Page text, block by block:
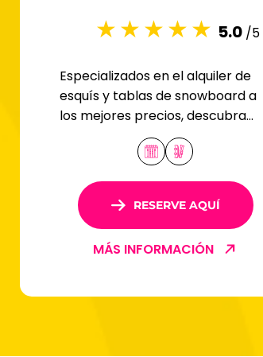
5.0 /5
Especializados en el alquiler de
esquís y tablas de snowboard a
los mejores precios, descubra
nuestra tienda de Mônetier-les-
Bains, ubicada en Serre-Chevalier
RESERVE AQUÍ
MÁS INFORMACIÓN